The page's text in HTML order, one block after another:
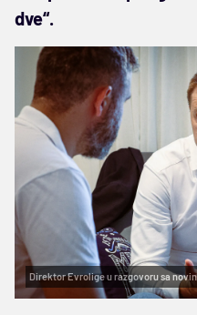
dve“.
Direktor Evrolige u razgovoru sa